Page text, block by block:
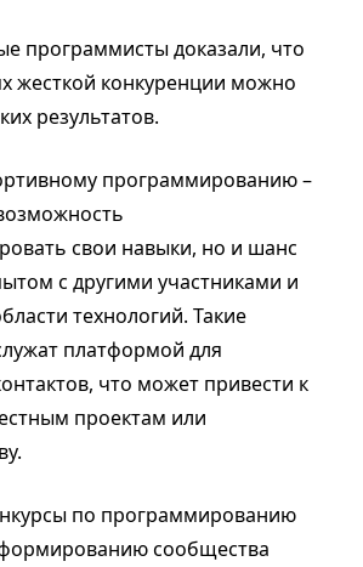
программисты доказали, что
жесткой конкуренции можно
результатов.
программированию –
свои навыки, но и шанс
с другими участниками и
технологий. Такие
платформой для
что может привести к
проектам или
по программированию
сообщества